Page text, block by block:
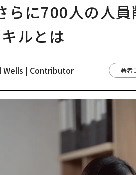
らに700人の人
ルとは
Wells | Contributor 著者